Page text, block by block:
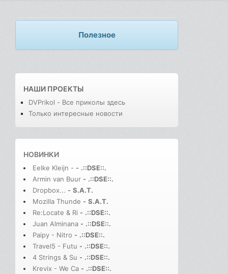
Полезное
НАШИ ПРОЕКТЫ
DVPrikol - Все приколы здесь
Только интересные новости
НОВИНКИ
Eelke Kleijn - - .::DSE::.
Armin van Buur - .::DSE::.
Dropbox... - S.A.T.
Mozilla Thunde - S.A.T.
Re:Locate & Ri - .::DSE::.
Juan Alminana - .::DSE::.
Paipy - Nitro - .::DSE::.
Travel5 - Futu - .::DSE::.
4 Strings & Su - .::DSE::.
Krevix - We Ca - .::DSE::.